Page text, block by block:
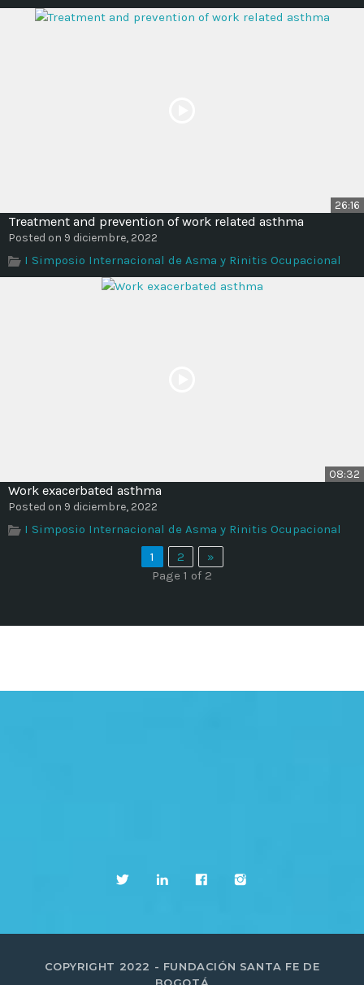
26:16
Treatment and prevention of work related asthma
Posted on 9 diciembre, 2022
I Simposio Internacional de Asma y Rinitis Ocupacional
08:32
Work exacerbated asthma
Posted on 9 diciembre, 2022
I Simposio Internacional de Asma y Rinitis Ocupacional
1
2
»
Page 1 of 2
COPYRIGHT 2022 - FUNDACIÓN SANTA FE DE